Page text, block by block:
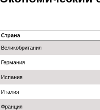
Страна
Великобритания
Германия
Испания
Италия
Франция